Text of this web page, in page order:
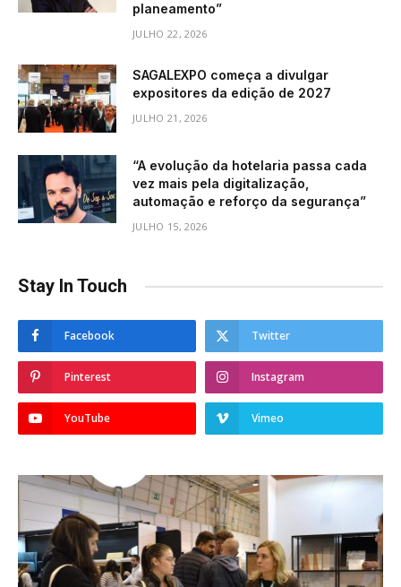
planeamento”
JULHO 22, 2026
SAGALEXPO começa a divulgar
expositores da edição de 2027
JULHO 21, 2026
“A evolução da hotelaria passa cada
vez mais pela digitalização,
automação e reforço da segurança”
JULHO 15, 2026
Stay In Touch
Facebook Twitter
Pinterest Instagram
YouTube Vimeo